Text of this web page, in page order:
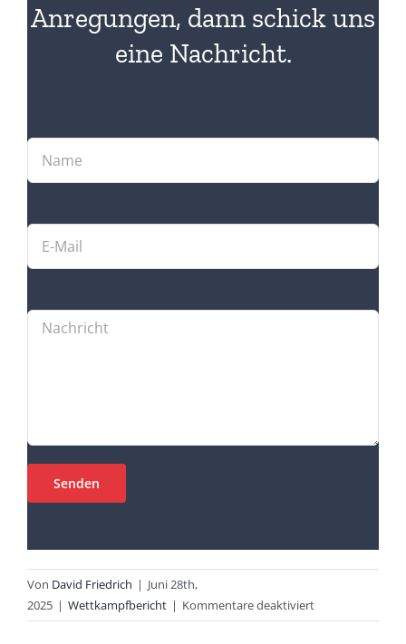
Anregungen, dann schick uns
eine Nachricht.
Von David Friedrich | Juni 28th,
2025 | Wettkampfbericht | Kommentare deaktiviertfür
5.